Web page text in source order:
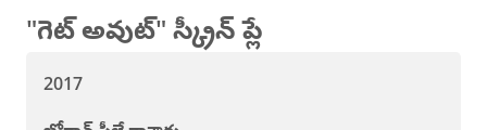
"గెట్ అవుట్" స్క్రీన్ ప్లే
2017